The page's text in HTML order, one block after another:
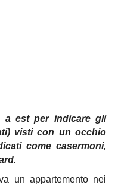
a est per indicare gli
visti con un occhio
come casermoni,
un appartemento nei